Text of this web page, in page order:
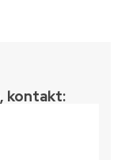
kontakt:​